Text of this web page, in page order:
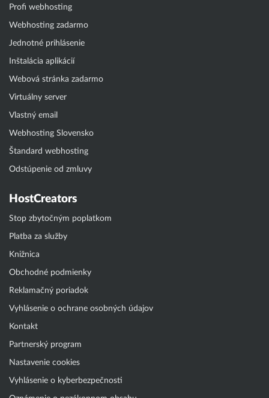
Profi webhosting
Webhosting zadarmo
Jednotné prihlásenie
Inštalácia aplikácií
Webová stránka zadarmo
Virtuálny server
Vlastný email
Webhosting Slovensko
Štandard webhosting
Odstúpenie od zmluvy
HostCreators
Stop zbytočným poplatkom
Platba za služby
Knižnica
Obchodné podmienky
Reklamačný poriadok
Vyhlásenie o ochrane osobných údajov
Kontakt
Partnerský program
Nastavenie cookies
Vyhlásenie o kyberbezpečnosti